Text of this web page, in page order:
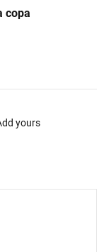
copa
yours